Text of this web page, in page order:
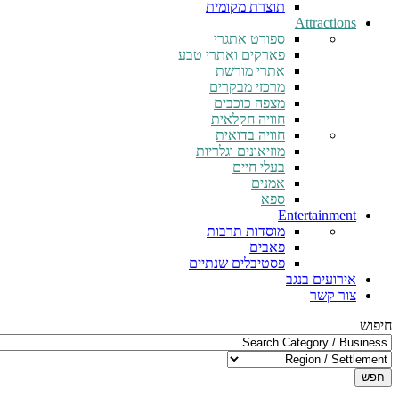
תוצרת מקומית
Attractions
ספורט אתגרי
פארקים ואתרי טבע
אתרי מורשת
מרכזי מבקרים
מצפה כוכבים
חוויה חקלאית
חוויה בדואית
מוזיאונים וגלריות
בעלי חיים
אמנים
ספא
Entertainment
מוסדות תרבות
פאבים
פסטיבלים שנתיים
אירועים בנגב
צור קשר
חיפוש
חפש